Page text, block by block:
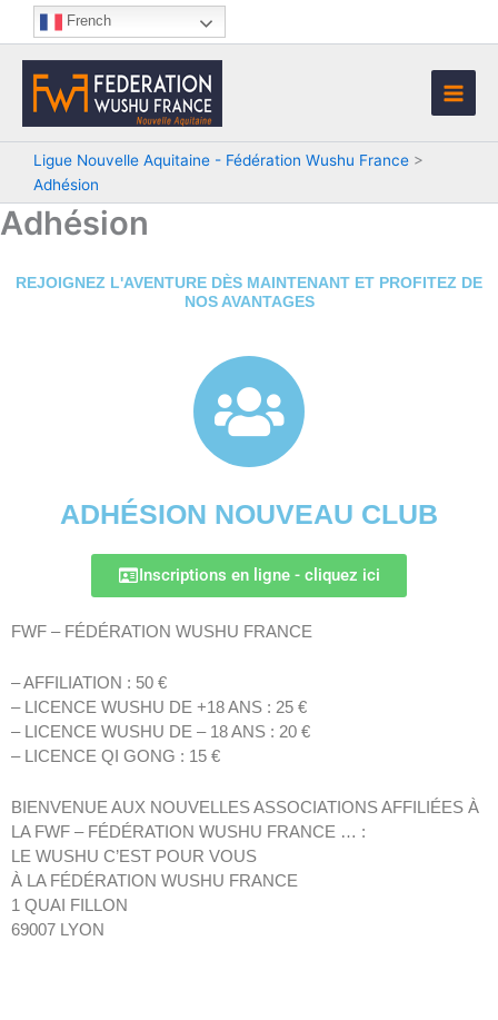
contenu
French
Ligue Nouvelle Aquitaine - Fédération Wushu France >
Adhésion
Adhésion
REJOIGNEZ L'AVENTURE DÈS MAINTENANT ET PROFITEZ DE
NOS AVANTAGES
ADHÉSION NOUVEAU CLUB
Inscriptions en ligne - cliquez ici
FWF – FÉDÉRATION WUSHU FRANCE
– AFFILIATION : 50 €
– LICENCE WUSHU DE +18 ANS : 25 €
– LICENCE WUSHU DE – 18 ANS : 20 €
– LICENCE QI GONG : 15 €
BIENVENUE AUX NOUVELLES ASSOCIATIONS AFFILIÉES À
LA FWF – FÉDÉRATION WUSHU FRANCE … :
LE WUSHU C’EST POUR VOUS
À LA FÉDÉRATION WUSHU FRANCE
1 QUAI FILLON
69007 LYON